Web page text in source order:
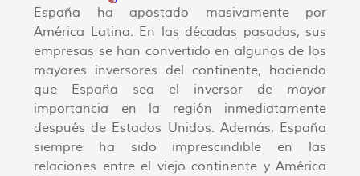
España ha apostado masivamente por
América Latina. En las décadas pasadas, sus
empresas se han convertido en algunos de los
mayores inversores del continente, haciendo
que España sea el inversor de mayor
importancia en la región inmediatamente
después de Estados Unidos. Además, España
siempre ha sido imprescindible en las
relaciones entre el viejo continente y América